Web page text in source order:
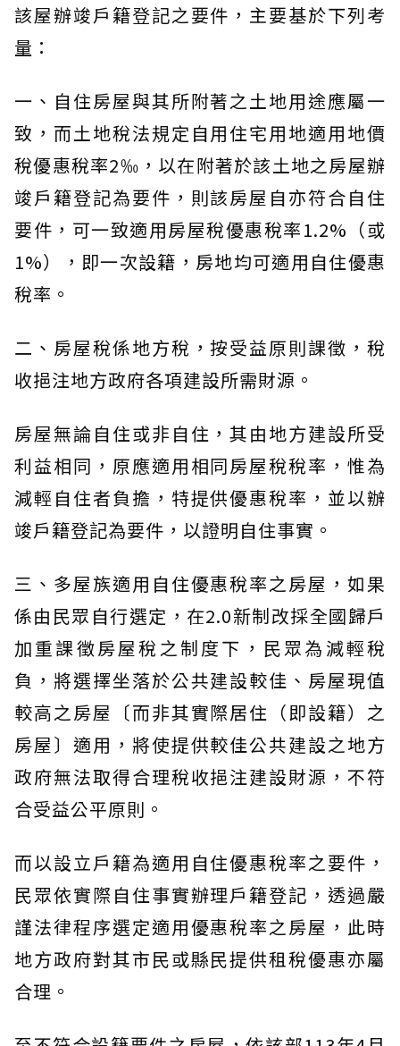
該屋辦竣戶籍登記之要件，主要基於下列考
量：
一、自住房屋與其所附著之土地用途應屬一
致，而土地稅法規定自用住宅用地適用地價
稅優惠稅率2‰，以在附著於該土地之房屋辦
竣戶籍登記為要件，則該房屋自亦符合自住
要件，可一致適用房屋稅優惠稅率1.2%（或
1%），即一次設籍，房地均可適用自住優惠
稅率。
二、房屋稅係地方稅，按受益原則課徵，稅
收挹注地方政府各項建設所需財源。
房屋無論自住或非自住，其由地方建設所受
利益相同，原應適用相同房屋稅稅率，惟為
減輕自住者負擔，特提供優惠稅率，並以辦
竣戶籍登記為要件，以證明自住事實。
三、多屋族適用自住優惠稅率之房屋，如果
係由民眾自行選定，在2.0新制改採全國歸戶
加重課徵房屋稅之制度下，民眾為減輕稅
負，將選擇坐落於公共建設較佳、房屋現值
較高之房屋〔而非其實際居住（即設籍）之
房屋〕適用，將使提供較佳公共建設之地方
政府無法取得合理稅收挹注建設財源，不符
合受益公平原則。
而以設立戶籍為適用自住優惠稅率之要件，
民眾依實際自住事實辦理戶籍登記，透過嚴
謹法律程序選定適用優惠稅率之房屋，此時
地方政府對其市民或縣民提供租稅優惠亦屬
合理。